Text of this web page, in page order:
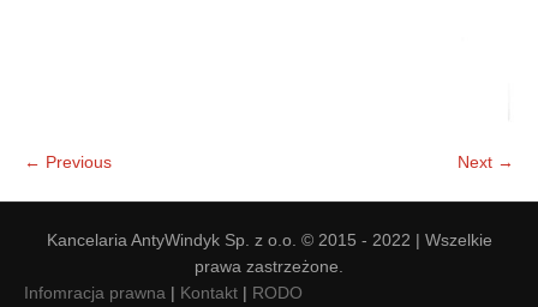
← Previous Next →
Kancelaria AntyWindyk Sp. z o.o. © 2015 - 2022 | Wszelkie
prawa zastrzeżone.
Infomracja prawna | Kontakt | RODO